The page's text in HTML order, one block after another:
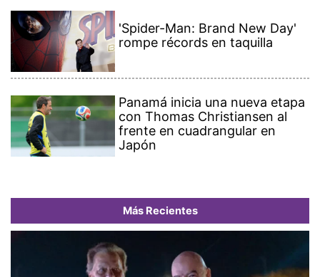
'Spider-Man: Brand New Day'
rompe récords en taquilla
Panamá inicia una nueva etapa
con Thomas Christiansen al
frente en cuadrangular en
Japón
Más Recientes